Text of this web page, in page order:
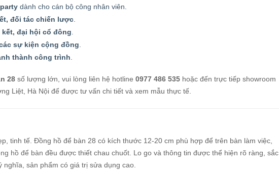
dành cho cán bộ công nhân viên.
đối tác chiến lược
đại hội cổ đông
sự kiện cộng đồng
thành công trình
28 số lượng lớn, vui lòng liên hệ hotline 0977 486 535 hoặc đến trực tiếp showroom
Liệt, Hà Nội để được tư vấn chi tiết và xem mẫu thực tế.
tinh tế. Đồng hồ để bàn 28 có kích thước 12-20 cm phù hợp để trên bàn làm việc,
hồ để bàn đều được thiết chau chuốt. Lo go và thông tin được thể hiện rõ ràng, sắc
sản phẩm có giá trị sửa dụng cao.